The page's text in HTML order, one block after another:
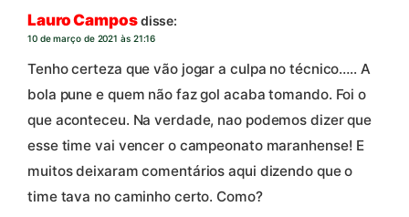
Lauro Camposdisse:
10 de março de 2021 às 21:16
Tenho certeza que vão jogar a culpa no técnico….. A
bola pune e quem não faz gol acaba tomando. Foi o
que aconteceu. Na verdade, nao podemos dizer que
esse time vai vencer o campeonato maranhense! E
muitos deixaram comentários aqui dizendo que o
time tava no caminho certo. Como?